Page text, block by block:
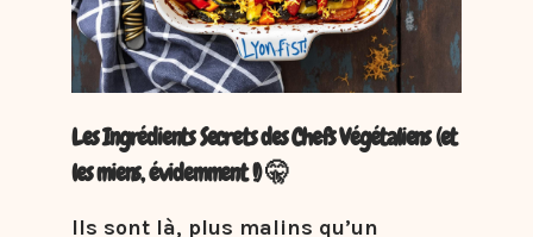
Les Ingrédients Secrets des Chefs Végétaliens (et
les miens, évidemment !) 🤫
Ils sont là, plus malins qu’un